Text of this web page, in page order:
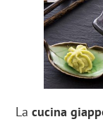
Lacucina